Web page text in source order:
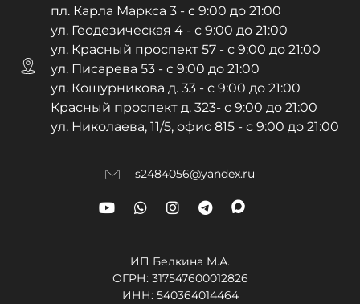
пл. Карла Маркса 3 - с 9:00 до 21:00
ул. Геодезическая 4 - с 9:00 до 21:00
ул. Красный проспект 57 - с 9:00 до 21:00
ул. Писарева 53 - с 9:00 до 21:00
ул. Кошурникова д. 33 - с 9:00 до 21:00
Красный проспект д. 323- с 9:00 до 21:00
ул. Николаева, 11/5, офис 815 - с 9:00 до 21:00
s2484056@yandex.ru
ИП Белкина М.А.
ОГРН: 317547600012826
ИНН: 540364014464